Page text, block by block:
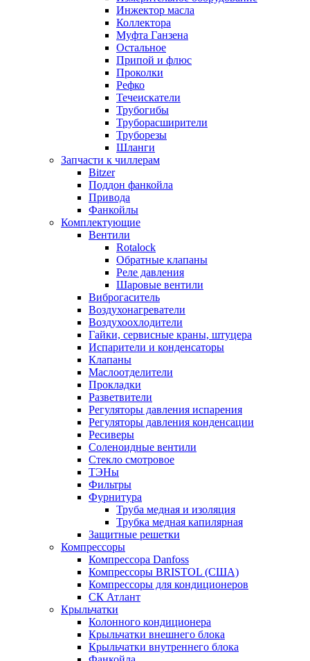
Инжектор масла
Коллектора
Муфта Ганзена
Остальное
Припой и флюс
Проколки
Рефко
Течеискатели
Трубогибы
Труборасширители
Труборезы
Шланги
Запчасти к чиллерам
Bitzer
Поддон фанкойла
Привода
Фанкойлы
Комплектующие
Вентили
Rotalock
Обратные клапаны
Реле давления
Шаровые вентили
Виброгаситель
Воздухонагреватели
Воздухоохлодители
Гайки, сервисные краны, штуцера
Испарители и конденсаторы
Клапаны
Маслоотделители
Прокладки
Разветвители
Регуляторы давления испарения
Регуляторы давления конденсации
Ресиверы
Соленоидные вентили
Стекло смотровое
ТЭНы
Фильтры
Фурнитура
Труба медная и изоляция
Трубка медная капилярная
Защитные решетки
Компрессоры
Компрессора Danfoss
Компрессоры BRISTOL (США)
Компрессоры для кондиционеров
СК Атлант
Крыльчатки
Колонного кондиционера
Крыльчатки внешнего блока
Крыльчатки внутреннего блока